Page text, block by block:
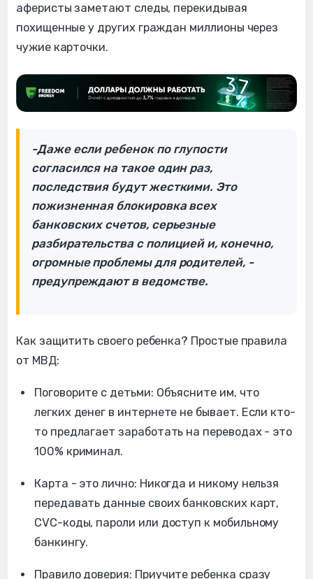
аферисты заметают следы, перекидывая
похищенные у других граждан миллионы через
чужие карточки.
-Даже если ребенок по глупости
согласился на такое один раз,
последствия будут жесткими. Это
пожизненная блокировка всех
банковских счетов, серьезные
разбирательства с полицией и, конечно,
огромные проблемы для родителей, -
предупреждают в ведомстве.
Как защитить своего ребенка? Простые правила
от МВД:
Поговорите с детьми: Объясните им, что
легких денег в интернете не бывает. Если кто-
то предлагает заработать на переводах - это
100% криминал.
Карта - это лично: Никогда и никому нельзя
передавать данные своих банковских карт,
CVC-коды, пароли или доступ к мобильному
банкингу.
Правило доверия: Приучите ребенка сразу